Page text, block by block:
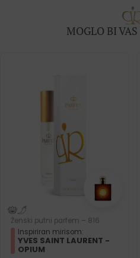
MOGLO BI VAS
Ženski putni parfem – 816
Inspiriran mirisom:
YVES SAINT LAURENT -
OPIUM